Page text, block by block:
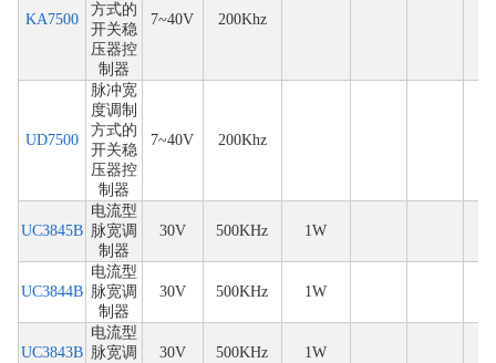
KA7500
方式的
开关稳
压器控
制器
7~40V 200Khz
UD7500
脉冲宽
度调制
方式的
开关稳
压器控
制器
7~40V 200Khz
UC3845B
电流型
脉宽调
制器
30V 500KHz 1W
UC3844B
电流型
脉宽调
制器
30V 500KHz 1W
UC3843B
电流型
脉宽调
30V 500KHz 1W